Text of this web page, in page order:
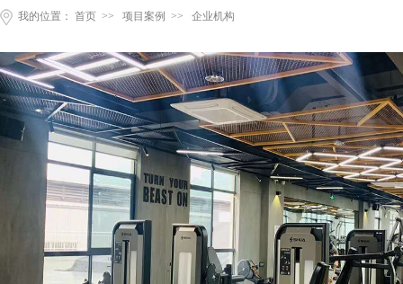
我的位置： 首页 >> 项目案例 >> 企业机构